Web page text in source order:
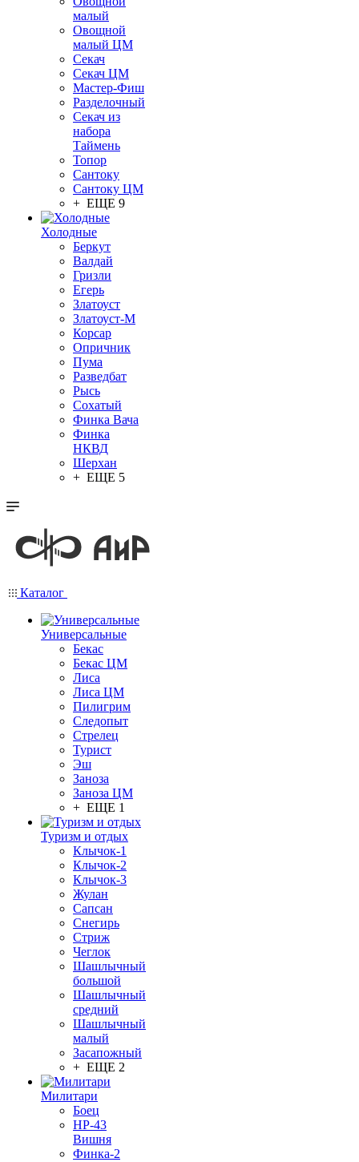
малый
Овощной
малый ЦМ
Секач
Секач ЦМ
Мастер-Фиш
Разделочный
Секач из
набора
Таймень
Топор
Сантоку
Сантоку ЦМ
+ ЕЩЕ 9
Холодные
Беркут
Валдай
Гризли
Егерь
Златоуст
Златоуст-М
Корсар
Опричник
Пума
Разведбат
Рысь
Сохатый
Финка Вача
Финка
НКВД
Шерхан
+ ЕЩЕ 5
Каталог
Универсальные
Бекас
Бекас ЦМ
Лиса
Лиса ЦМ
Пилигрим
Следопыт
Стрелец
Турист
Эш
Заноза
Заноза ЦМ
+ ЕЩЕ 1
Туризм и отдых
Клычок-1
Клычок-2
Клычок-3
Жулан
Сапсан
Снегирь
Стриж
Чеглок
Шашлычный
большой
Шашлычный
средний
Шашлычный
малый
Засапожный
+ ЕЩЕ 2
Милитари
Боец
НР-43
Вишня
Финка-2